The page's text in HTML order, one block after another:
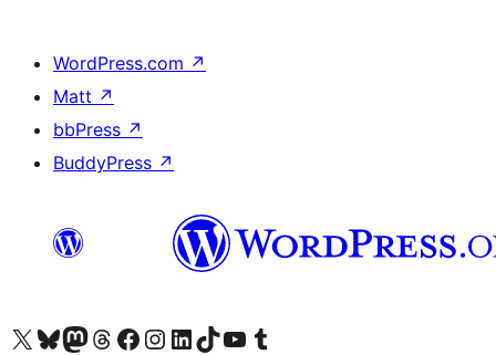
WordPress.com ↗
Matt ↗
bbPress ↗
BuddyPress ↗
Visit our X (formerly Twitter) account
Visit our Bluesky account
Visit our Mastodon account
Visit our Threads account
Visit our Facebook page
Visit our Instagram account
Visit our LinkedIn account
Visit our TikTok account
Visit our YouTube channel
Visit our Tumblr account